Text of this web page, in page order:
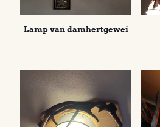
Lamp van damhertgewei